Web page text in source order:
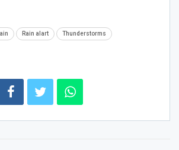
Rain alart Thunderstorms